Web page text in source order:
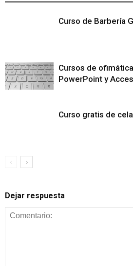
Curso de Barbería
Cursos de
PowerPoint y
Curso gratis de
Dejar respuesta